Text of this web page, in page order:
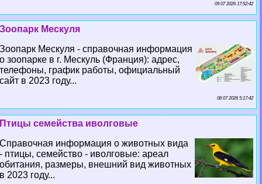
09 07 2026 17:52:42
Зоопарк Мескуля
Зоопарк Мескуля - справочная информация
о зоопарке в г. Мескуль (Франция): адрес,
телефоны, график работы, официальный
сайт в 2023 году...
08 07 2026 5:17:42
Птицы семейства иволговые
Справочная информация о животных вида
- птицы, семейство - иволговые: ареал
обитания, размеры, внешний вид животных
в 2023 году...